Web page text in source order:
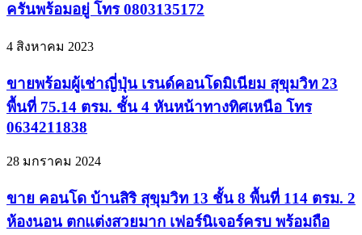
ครันพร้อมอยู่ โทร 0803135172
4 สิงหาคม 2023
ขายพร้อมผู้เช่าญี่ปุ่น เรนด์คอนโดมิเนียม สุขุมวิท 23
พื้นที่ 75.14 ตรม. ชั้น 4 หันหน้าทางทิศเหนือ โทร
0634211838
28 มกราคม 2024
ขาย คอนโด บ้านสิริ สุขุมวิท 13 ชั้น 8 พื้นที่ 114 ตรม. 2
ห้องนอน ตกแต่งสวยมาก เฟอร์นิเจอร์ครบ พร้อมถือ